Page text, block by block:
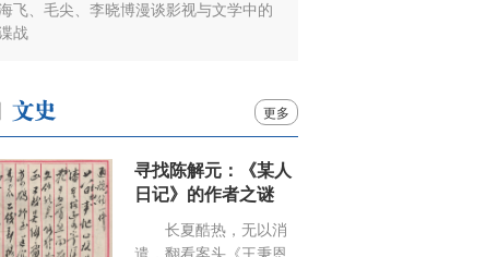
飞、毛尖、李晓博漫谈影视与文学中的
战
更多
寻找陈解元：《某人
日记》的作者之谜
长夏酷热，无以消